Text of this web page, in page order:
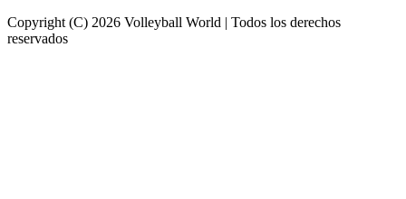
Copyright (C) 2026 Volleyball World | Todos los derechos
reservados